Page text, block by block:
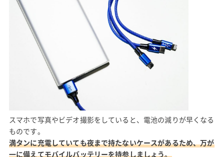
スマホで写真やビデオ撮影をしていると、電池の減りが早くなる
ものです。
満タンに充電していても夜まで持たないケースがあるため、万が
一に備えてモバイルバッテリーを持参しましょう。